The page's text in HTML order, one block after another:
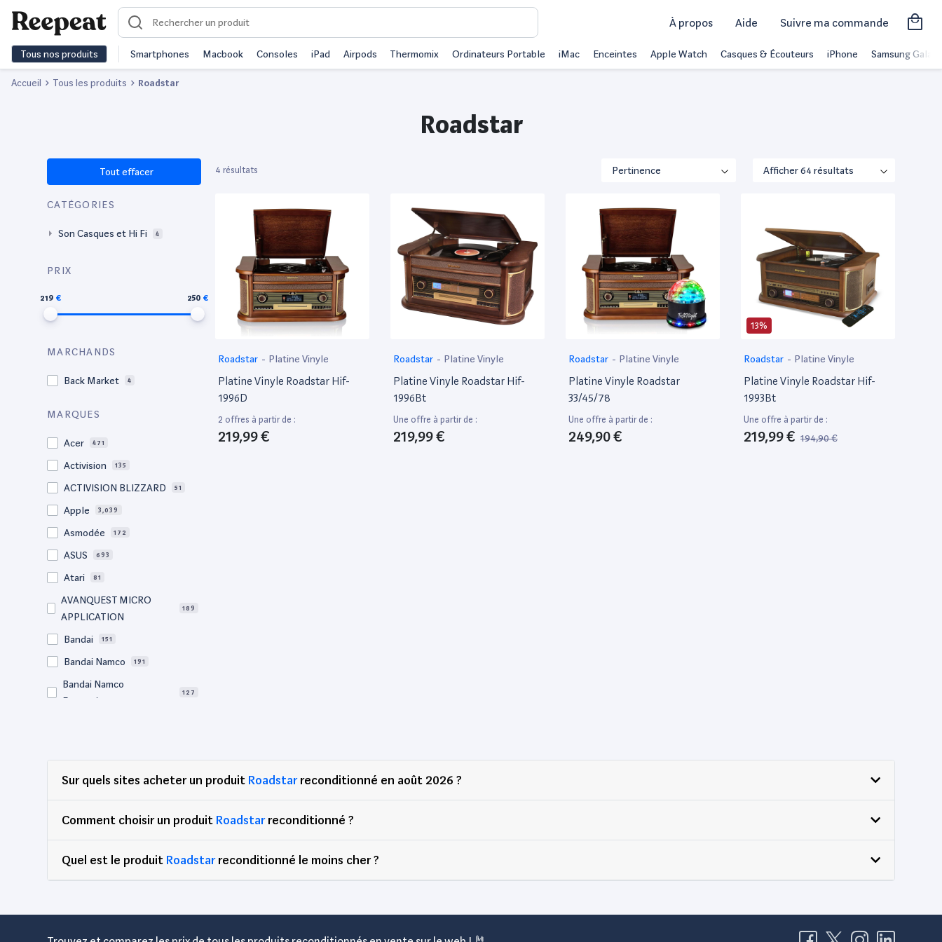
À propos Aide Suivre ma commande
Tous nos produits Smartphones Macbook Consoles iPad Airpods Thermomix Ordinateurs Portable iMac Enceintes Apple Watch Casques & Écouteurs iPhone Samsung Galaxy
Accueil Tous les produits Roadstar
Roadstar
Tout effacer
CATÉGORIES
Son Casques et Hi Fi 4
PRIX
219 250
MARCHANDS
Back Market 4
MARQUES
Acer 471
Activision 135
ACTIVISION BLIZZARD 51
Apple 3,039
Asmodée 172
ASUS 693
Atari 81
AVANQUEST MICRO
APPLICATION
189
Bandai 151
Bandai Namco 191
Bandai Namco
Entertainment
127
Canon
DEG 89
Dell 2,900
4 résultats
Roadstar - Platine Vinyle
Platine Vinyle Roadstar Hif-
1996D
2 offres à partir de :
219,99 €
Roadstar - Platine Vinyle
Platine Vinyle Roadstar Hif-
1996Bt
Une offre à partir de :
219,99 €
Roadstar - Platine Vinyle
Platine Vinyle Roadstar
33/45/78
Une offre à partir de :
249,90 €
13%
Roadstar - Platine Vinyle
Platine Vinyle Roadstar Hif-
1993Bt
Une offre à partir de :
219,99 € 194,90 €
Sur quels sites acheter un produit Roadstarreconditionné en août 2026 ?
Comment choisir un produit Roadstarreconditionné ?
Quel est le produit Roadstarreconditionné le moins cher ?